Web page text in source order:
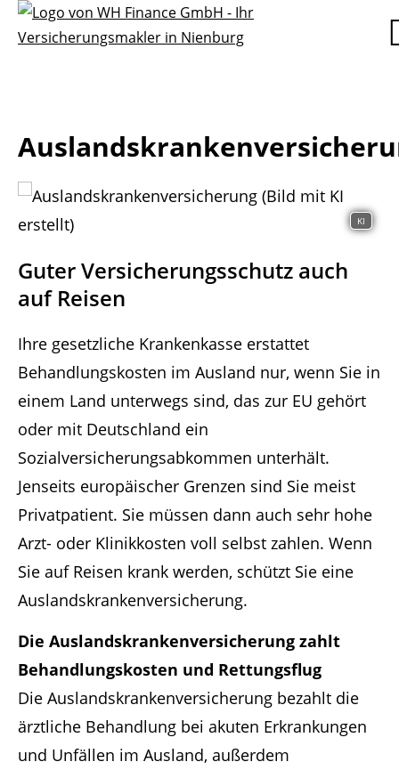
KI
Guter Versicherungsschutz auch
auf Reisen
Ihre gesetzliche Krankenkasse erstattet
Behandlungskosten im Ausland nur, wenn Sie in
einem Land unterwegs sind, das zur EU gehört
oder mit Deutschland ein
Sozialversicherungsabkommen unterhält.
Jenseits europäischer Grenzen sind Sie meist
Privatpatient. Sie müssen dann auch sehr hohe
Arzt- oder Klinikkosten voll selbst zahlen. Wenn
Sie auf Reisen krank werden, schützt Sie eine
Auslandskrankenversicherung.
Die Auslandskrankenversicherung zahlt
Behandlungskosten und Rettungsflug
Die Auslandskrankenversicherung bezahlt die
ärztliche Behandlung bei akuten Erkrankungen
und Unfällen im Ausland, außerdem